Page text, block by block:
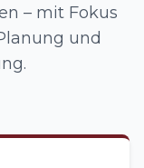
– mit Fokus
und